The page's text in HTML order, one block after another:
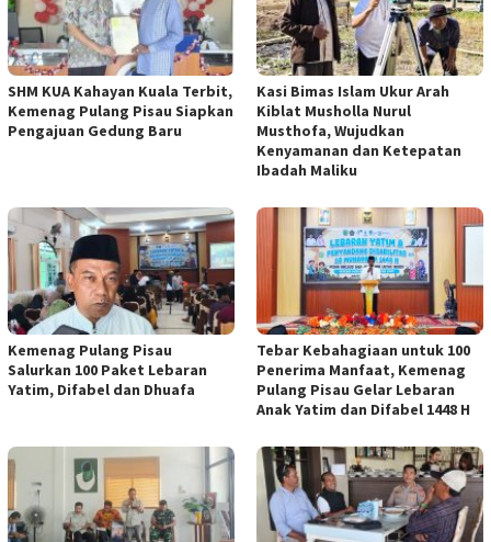
SHM KUA Kahayan Kuala Terbit,
Kemenag Pulang Pisau Siapkan
Pengajuan Gedung Baru
Kasi Bimas Islam Ukur Arah
Kiblat Musholla Nurul
Musthofa, Wujudkan
Kenyamanan dan Ketepatan
Ibadah Maliku
Kemenag Pulang Pisau
Salurkan 100 Paket Lebaran
Yatim, Difabel dan Dhuafa
Tebar Kebahagiaan untuk 100
Penerima Manfaat, Kemenag
Pulang Pisau Gelar Lebaran
Anak Yatim dan Difabel 1448 H